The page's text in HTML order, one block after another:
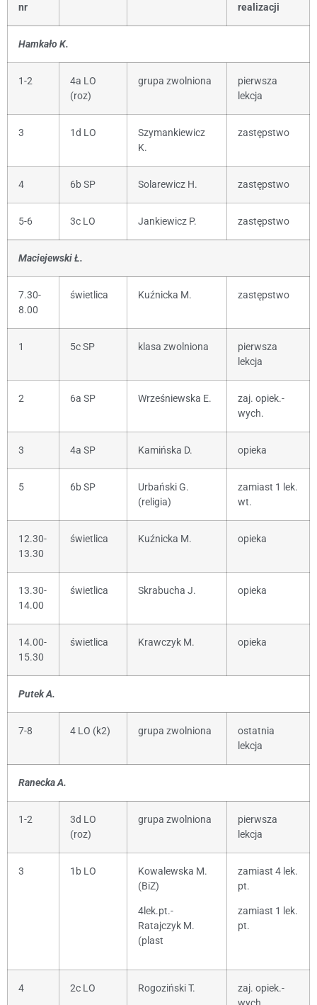
nr
realizacji
Hamkało K.
1-2
4a LO
(roz)
grupa zwolniona
pierwsza
lekcja
3 1d LO
Szymankiewicz
K.
zastępstwo
4 6b SP Solarewicz H. zastępstwo
5-6 3c LO Jankiewicz P. zastępstwo
Maciejewski Ł.
7.30-
8.00
świetlica Kuźnicka M. zastępstwo
1 5c SP klasa zwolniona
pierwsza
lekcja
2 6a SP Wrześniewska E.
zaj. opiek.-
wych.
3 4a SP Kamińska D. opieka
5 6b SP
Urbański G.
(religia)
zamiast 1 lek.
wt.
12.30-
13.30
świetlica Kuźnicka M. opieka
13.30-
14.00
świetlica Skrabucha J. opieka
14.00-
15.30
świetlica Krawczyk M. opieka
Putek A.
7-8 4 LO (k2) grupa zwolniona
ostatnia
lekcja
Ranecka A.
1-2
3d LO
(roz)
grupa zwolniona
pierwsza
lekcja
3 1b LO
Kowalewska M.
(BiZ)
4lek.pt.-
Ratajczyk M.
(plast
zamiast 4 lek.
pt.
zamiast 1 lek.
pt.
4 2c LO Rogoziński T.
zaj. opiek.-